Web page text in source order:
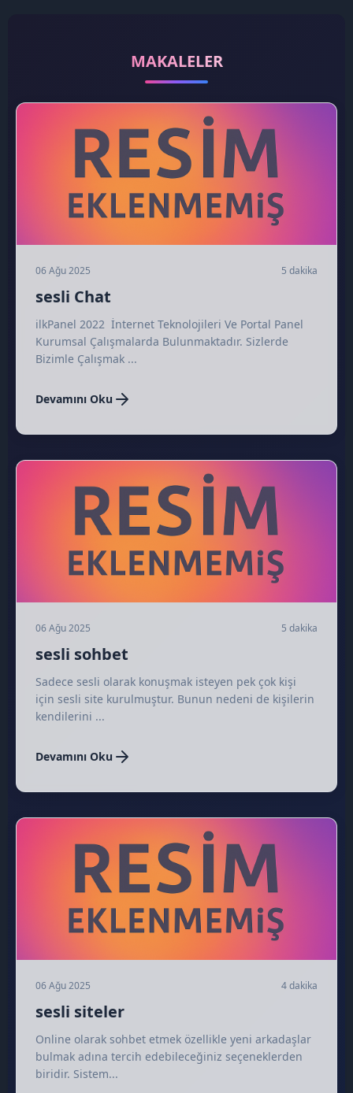
🔊
📢
✉️
MAKALELER
06 Ağu 2025 5 dakika
sesli Chat
ilkPanel 2022 İnternet Teknolojileri Ve Portal Panel
Kurumsal Çalışmalarda Bulunmaktadır. Sizlerde
Bizimle Çalışmak ...
Devamını Oku
06 Ağu 2025 5 dakika
sesli sohbet
Sadece sesli olarak konuşmak isteyen pek çok kişi
için sesli site kurulmuştur. Bunun nedeni de kişilerin
kendilerini ...
Devamını Oku
06 Ağu 2025 4 dakika
sesli siteler
Online olarak sohbet etmek özellikle yeni arkadaşlar
bulmak adına tercih edebileceğiniz seçeneklerden
biridir. Sistem...